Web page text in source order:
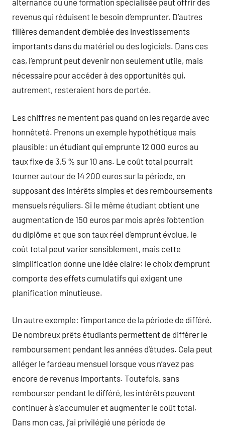
alternance ou une formation spécialisée peut offrir des
revenus qui réduisent le besoin d’emprunter. D’autres
filières demandent d’emblée des investissements
importants dans du matériel ou des logiciels. Dans ces
cas, l’emprunt peut devenir non seulement utile, mais
nécessaire pour accéder à des opportunités qui,
autrement, resteraient hors de portée.
Les chiffres ne mentent pas quand on les regarde avec
honnêteté. Prenons un exemple hypothétique mais
plausible: un étudiant qui emprunte 12 000 euros au
taux fixe de 3,5 % sur 10 ans. Le coût total pourrait
tourner autour de 14 200 euros sur la période, en
supposant des intérêts simples et des remboursements
mensuels réguliers. Si le même étudiant obtient une
augmentation de 150 euros par mois après l’obtention
du diplôme et que son taux réel d’emprunt évolue, le
coût total peut varier sensiblement, mais cette
simplification donne une idée claire: le choix d’emprunt
comporte des effets cumulatifs qui exigent une
planification minutieuse.
Un autre exemple: l’importance de la période de différé.
De nombreux prêts étudiants permettent de différer le
remboursement pendant les années d’études. Cela peut
alléger le fardeau mensuel lorsque vous n’avez pas
encore de revenus importants. Toutefois, sans
rembourser pendant le différé, les intérêts peuvent
continuer à s’accumuler et augmenter le coût total.
Dans mon cas, j’ai privilégié une période de